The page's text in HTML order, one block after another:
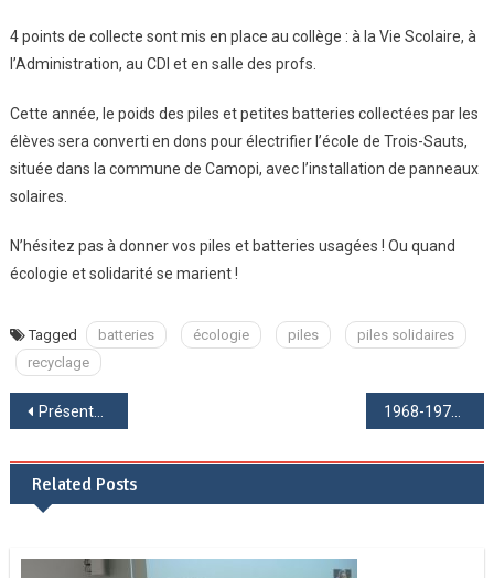
4 points de collecte sont mis en place au collège : à la Vie Scolaire, à
l’Administration, au CDI et en salle des profs.
Cette année, le poids des piles et petites batteries collectées par les
élèves sera converti en dons pour électrifier l’école de Trois-Sauts,
située dans la commune de Camopi, avec l’installation de panneaux
solaires.
N’hésitez pas à donner vos piles et batteries usagées ! Ou quand
écologie et solidarité se marient !
Tagged batteries écologie piles
piles solidaires
recyclage
Navigation
de
l’article
Présentation de l’Association Sportive 1968-1978 : un collège pour le 21ème siècle ?
Related Posts